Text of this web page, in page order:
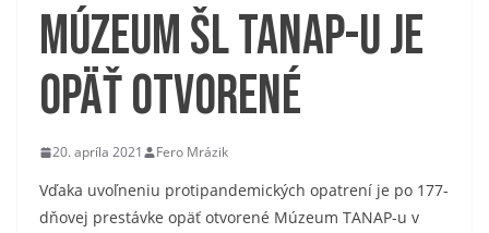
Múzeum ŠL TANAP-u je
opäť otvorené
20. apríla 2021 Fero Mrázik
Vďaka uvoľneniu protipandemických opatrení je po 177-
dňovej prestávke opäť otvorené Múzeum TANAP-u v